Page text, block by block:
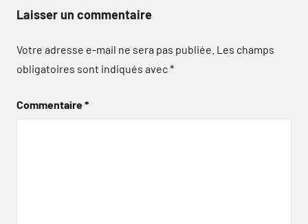
Laisser un commentaire
Votre adresse e-mail ne sera pas publiée. Les champs
obligatoires sont indiqués avec*
Commentaire*